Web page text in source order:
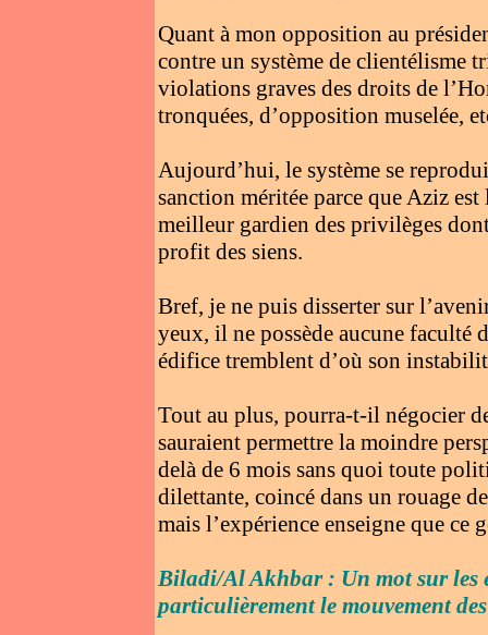
Quant à mon opposition au
contre un système de clientélisme
violations graves des droits de
tronquées, d’opposition muselée,
Aujourd’hui, le système se
sanction méritée parce que Aziz
meilleur gardien des privilèges
profit des siens.
Bref, je ne puis disserter sur
yeux, il ne possède aucune faculté
édifice tremblent d’où son
Tout au plus, pourra-t-il négocier
sauraient permettre la moindre
delà de 6 mois sans quoi toute
dilettante, coincé dans un rouage
mais l’expérience enseigne que ce
Biladi/Al Akhbar : Un mot sur les
particulièrement le mouvement